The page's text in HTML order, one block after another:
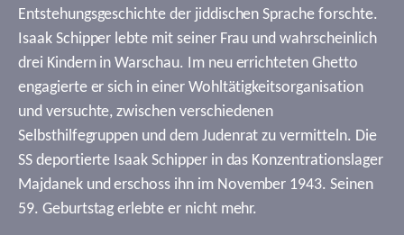
Entstehungsgeschichte der jiddischen Sprache forschte.
Isaak Schipper lebte mit seiner Frau und wahrscheinlich
drei Kindern in Warschau. Im neu errichteten Ghetto
engagierte er sich in einer Wohltätigkeitsorganisation
und versuchte, zwischen verschiedenen
Selbsthilfegruppen und dem Judenrat zu vermitteln. Die
SS deportierte Isaak Schipper in das Konzentrationslager
Majdanek und erschoss ihn im November 1943. Seinen
59. Geburtstag erlebte er nicht mehr.